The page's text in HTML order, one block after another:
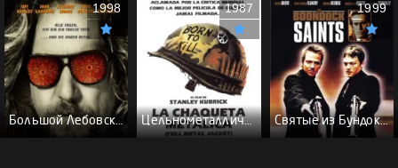
Большой Лебовски - (Перевод Гоблина)
1998
Цельнометаллическая оболочка - (Перевод Гоблина)
1987
Святые из Бундока \ Святые из трущоб - (Перевод Гоблина)
1999